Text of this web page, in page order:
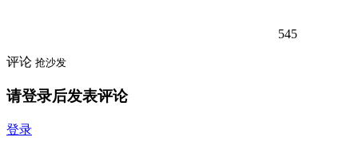
545
评论 抢沙发
请登录后发表评论
登录